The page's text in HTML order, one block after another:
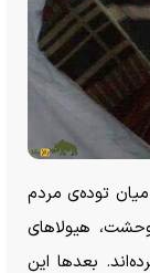
بصره‌ی عراق، میان توده‌ی مردم
هیولا‌های
بعد‌ها این